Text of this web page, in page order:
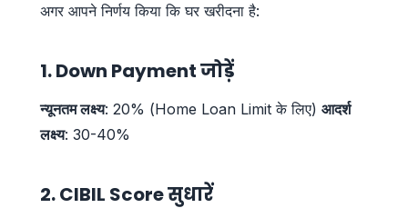
अगर आपने निर्णय किया कि घर खरीदना है:
1. Down Payment जोड़ें
न्यूनतम लक्ष्य: 20% (Home Loan Limit के लिए) आदर्श
लक्ष्य: 30-40%
2. CIBIL Score सुधारें